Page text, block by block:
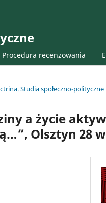
Procedura recenzowania
Studia społeczno-polityczne
a życie
Olsztyn 28